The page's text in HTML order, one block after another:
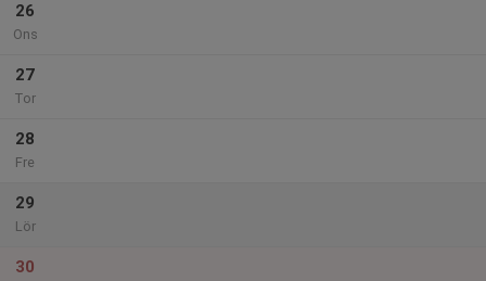
26
Ons
27
Tor
28
Fre
29
Lör
30